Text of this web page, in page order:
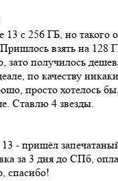
13 с 256 ГБ, но такого
взять на 128
зато получилось
по качеству
просто хотелось
Ставлю 4 звезды.
- пришёл
за 3 дня до СПб,
спасибо!